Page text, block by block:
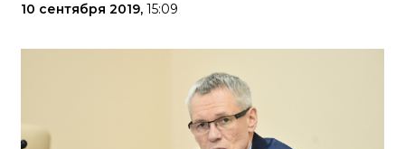
10 сентября 2019, 15:09